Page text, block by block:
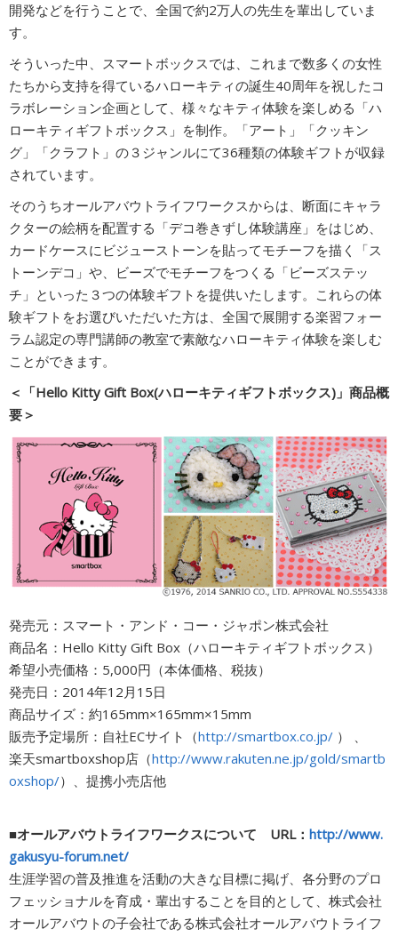
開発などを行うことで、全国で約2万人の先生を輩出していま
す。
そういった中、スマートボックスでは、これまで数多くの女性
たちから支持を得ているハローキティの誕生40周年を祝したコ
ラボレーション企画として、様々なキティ体験を楽しめる「ハ
ローキティギフトボックス」を制作。「アート」「クッキン
グ」「クラフト」の３ジャンルにて36種類の体験ギフトが収録
されています。
そのうちオールアバウトライフワークスからは、断面にキャラ
クターの絵柄を配置する「デコ巻きずし体験講座」をはじめ、
カードケースにビジューストーンを貼ってモチーフを描く「ス
トーンデコ」や、ビーズでモチーフをつくる「ビーズステッ
チ」といった３つの体験ギフトを提供いたします。これらの体
験ギフトをお選びいただいた方は、全国で展開する楽習フォー
ラム認定の専門講師の教室で素敵なハローキティ体験を楽しむ
ことができます。
＜「Hello Kitty Gift Box(ハローキティギフトボックス)」商品概
要＞
発売元：スマート・アンド・コー・ジャポン株式会社
商品名：Hello Kitty Gift Box（ハローキティギフトボックス）
希望小売価格：5,000円（本体価格、税抜）
発売日：2014年12月15日
商品サイズ：約165mm×165mm×15mm
販売予定場所：自社ECサイト（http://smartbox.co.jp/ ） 、
楽天smartboxshop店（http://www.rakuten.ne.jp/gold/smartb
oxshop/）、提携小売店他
■オールアバウトライフワークスについて URL： http://www.
gakusyu-forum.net/
生涯学習の普及推進を活動の大きな目標に掲げ、各分野のプロ
フェッショナルを育成・輩出することを目的として、株式会社
オールアバウトの子会社である株式会社オールアバウトライフ